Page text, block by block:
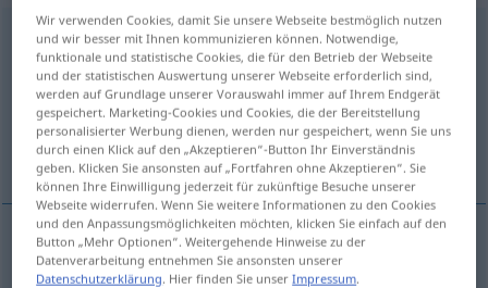
obrat
Übersicht aller Übersetzungen
(Für mehr Details die Übersetzung anklicken/antippen)
Wendung, Wende, Umkehr
Wendungf obrat
Wir verwenden Cookies, damit Sie unsere Webseite bestmöglich nutzen
und wir besser mit Ihnen kommunizieren können. Notwendige,
funktionale und statistische Cookies, die für den Betrieb der Webseite
und der statistischen Auswertung unserer Webseite erforderlich sind,
werden auf Grundlage unserer Vorauswahl immer auf Ihrem Endgerät
gespeichert. Marketing-Cookies und Cookies, die der Bereitstellung
personalisierter Werbung dienen, werden nur gespeichert, wenn Sie uns
durch einen Klick auf den „Akzeptieren“-Button Ihr Einverständnis
geben. Klicken Sie ansonsten auf „Fortfahren ohne Akzeptieren“. Sie
können Ihre Einwilligung jederzeit für zukünftige Besuche unserer
Webseite widerrufen. Wenn Sie weitere Informationen zu den Cookies
und den Anpassungsmöglichkeiten möchten, klicken Sie einfach auf den
Button „Mehr Optionen“. Weitergehende Hinweise zu der
Datenverarbeitung entnehmen Sie ansonsten unserer
Datenschutzerklärung. Hier finden Sie unserImpressum.